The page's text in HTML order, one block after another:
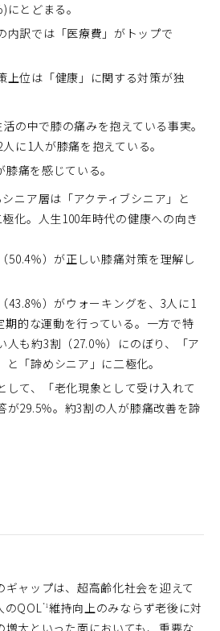
にとどまる。
内訳では「医療費」がトップで
上位は「健康」に関する対策が独
の中で膝の痛みを抱えている事実。
に1人が膝痛を抱えている。
痛を感じている。
ニア層は「アクティブシニア」と
極化。人生100年時代の健康への向き
50.4％）が正しい膝痛対策を理解し
43.8％）がウォーキングを、3人に1
期的な運動を行っている。一方で特
人も約3割（27.0％）にのぼり、「ア
と「諦めシニア」に二極化。
して、「老化現象として受け入れて
が29.5％。約3割の人が膝痛改善を諦
ャップは、超高齢化社会を迎えて
のQOL*1維持向上のみならず老後に対
増大といった面においても、重要な